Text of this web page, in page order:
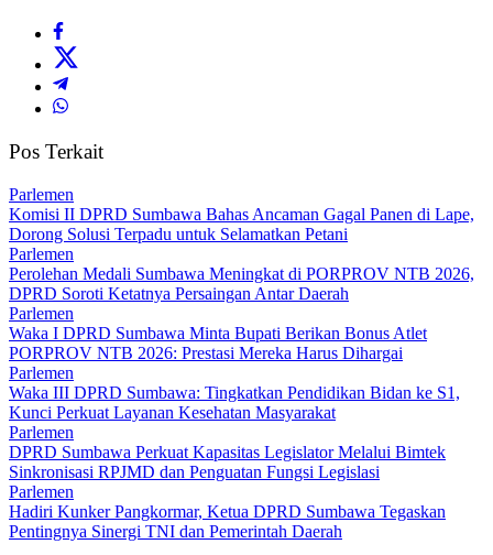
Pos Terkait
Parlemen
Komisi II DPRD Sumbawa Bahas Ancaman Gagal Panen di Lape,
Dorong Solusi Terpadu untuk Selamatkan Petani
Parlemen
Perolehan Medali Sumbawa Meningkat di PORPROV NTB 2026,
DPRD Soroti Ketatnya Persaingan Antar Daerah
Parlemen
Waka I DPRD Sumbawa Minta Bupati Berikan Bonus Atlet
PORPROV NTB 2026: Prestasi Mereka Harus Dihargai
Parlemen
Waka III DPRD Sumbawa: Tingkatkan Pendidikan Bidan ke S1,
Kunci Perkuat Layanan Kesehatan Masyarakat
Parlemen
DPRD Sumbawa Perkuat Kapasitas Legislator Melalui Bimtek
Sinkronisasi RPJMD dan Penguatan Fungsi Legislasi
Parlemen
Hadiri Kunker Pangkormar, Ketua DPRD Sumbawa Tegaskan
Pentingnya Sinergi TNI dan Pemerintah Daerah